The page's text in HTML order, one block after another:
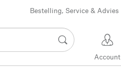
Bestelling, Service & Advies
Account